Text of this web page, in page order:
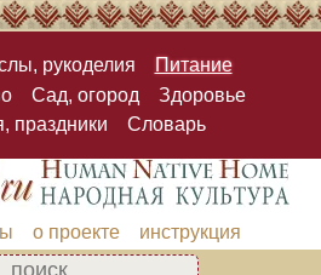
рукоделия
Питание
Сад, огород
Здоровье
праздники
Словарь
о проекте инструкция